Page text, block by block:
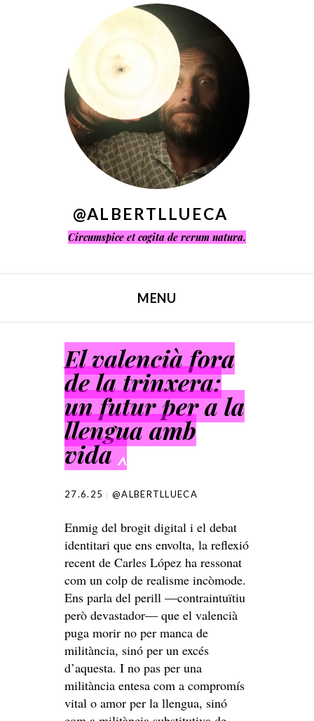
@ALBERTLLUECA
Circumspice et cogita de rerum natura.
MENU
El valencià fora
de la trinxera:
un futur per a la
llengua amb
vida ^
27.6.25 @ALBERTLLUECA
Enmig del brogit digital i el debat
identitari que ens envolta, la reflexió
recent de Carles López ha ressonat
com un colp de realisme incòmode.
Ens parla del perill —contraintuïtiu
però devastador— que el valencià
puga morir no per manca de
militància, sinó per un excés
d’aquesta. I no pas per una
militància entesa com a compromís
vital o amor per la llengua, sinó